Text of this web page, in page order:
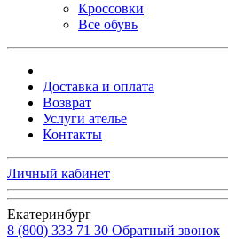
Кроссовки
Все обувь
Доставка и оплата
Возврат
Услуги ателье
Контакты
Личный кабинет
Екатеринбург
8 (800) 333 71 30 Обратный звонок